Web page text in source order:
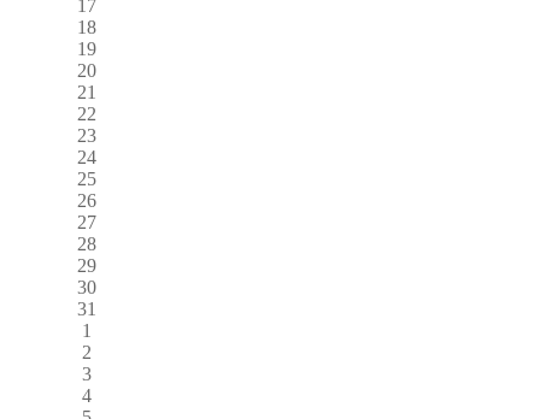
17
18
19
20
21
22
23
24
25
26
27
28
29
30
31
1
2
3
4